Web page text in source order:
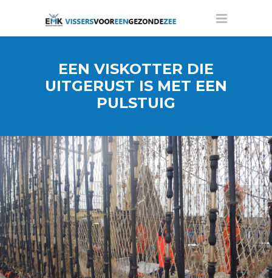
EEN VISKOTTER DIE
UITGERUST IS MET EEN
PULSTUIG